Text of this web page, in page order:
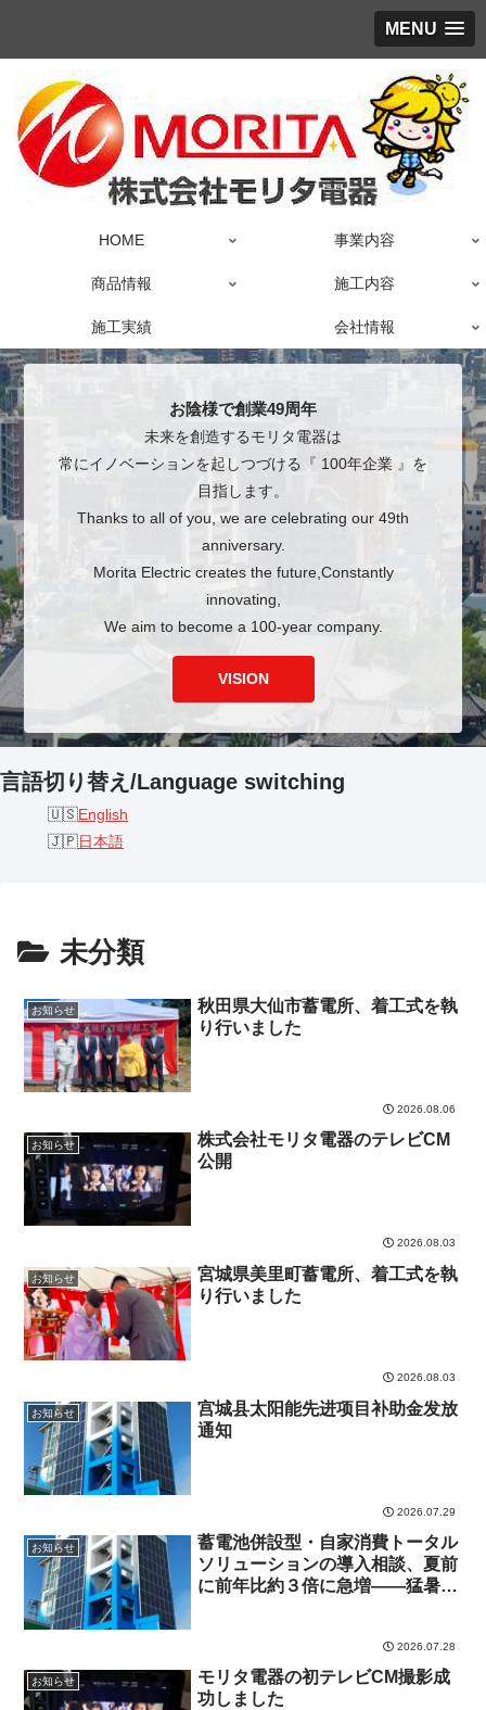
MENU
HOME 事業内容
商品情報 施工内容
施工実績 会社情報
お陰様で創業49周年
未来を創造するモリタ電器は
常にイノベーションを起しつづける『 100年企業 』を
目指します。
Thanks to all of you, we are celebrating our 49th
anniversary.
Morita Electric creates the future,Constantly
innovating,
We aim to become a 100-year company.
VISION
言語切り替え/Language switching
English
日本語
未分類
お知らせ
秋田県大仙市蓄電所、着工式を執
り行いました
2026.08.06
お知らせ
株式会社モリタ電器のテレビCM
公開
2026.08.03
お知らせ
宮城県美里町蓄電所、着工式を執
り行いました
2026.08.03
お知らせ
宫城县太阳能先进项目补助金发放
通知
2026.07.29
お知らせ
蓄電池併設型・自家消費トータル
ソリューションの導入相談、夏前
に前年比約３倍に急増——猛暑と
2026.07.28
お知らせ
モリタ電器の初テレビCM撮影成
功しました